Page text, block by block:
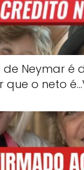
de Neymar
que o neto